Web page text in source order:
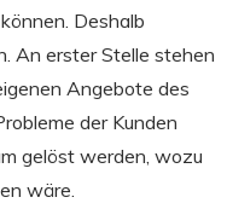
Deshalb
An erster Stelle stehen
Angebote des
der Kunden
gelöst werden, wozu
wäre.